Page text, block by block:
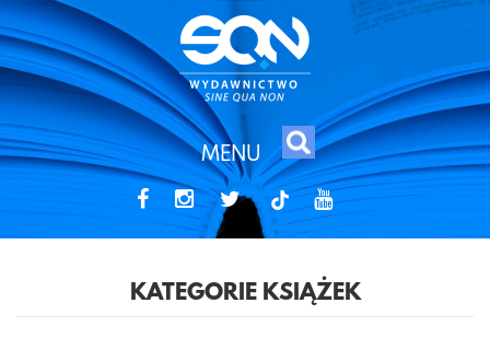
MENU
tiktok
KATEGORIE KSIĄŻEK